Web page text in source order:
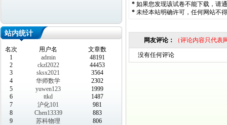
站内统计
名次 用户名
文章数
1
admin
48191
2
ckzl2022
44453
3
sksx2021
3564
4
华师数学
2302
5
yuwen123
1999
6
ttkd
1487
7
沪化101
981
8
Chen13339
883
9
苏科物理
806
* 如果您发现该试卷不能下载，请
* 未经本站明确许可，任何网站不
网友评论： （评论内容只代
没有任何评论